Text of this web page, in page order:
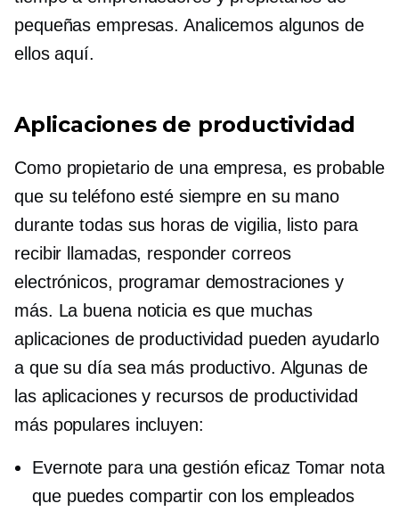
pequeñas empresas. Analicemos algunos de
ellos aquí.
Aplicaciones de productividad
Como propietario de una empresa, es probable
que su teléfono esté siempre en su mano
durante todas sus horas de vigilia, listo para
recibir llamadas, responder correos
electrónicos, programar demostraciones y
más. La buena noticia es que muchas
aplicaciones de productividad pueden ayudarlo
a que su día sea más productivo. Algunas de
las aplicaciones y recursos de productividad
más populares incluyen:
Evernote para una gestión eficaz Tomar nota
que puedes compartir con los empleados